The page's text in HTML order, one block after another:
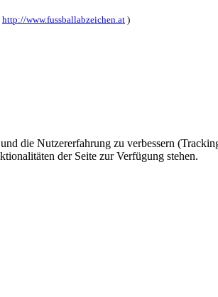
die Nutzererfahrung zu verbessern
der Seite zur Verfügung stehen.
http://www.fussballabzeichen.at )